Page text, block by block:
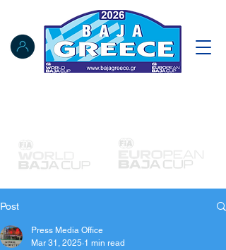
Post
Press Media Office
Mar 31, 2025 1 min read